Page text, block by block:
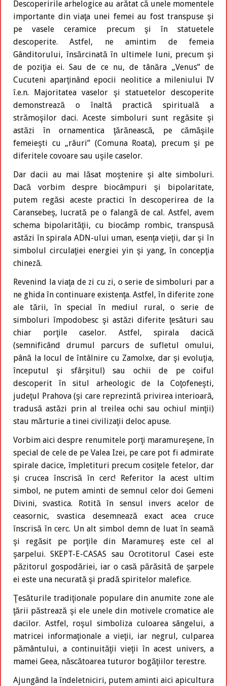
Descoperirile arhelogice au arătat că unele momentele
importante din viaţa unei femei au fost transpuse şi
pe vasele ceramice precum şi în statuetele
descoperite. Astfel, ne amintim de femeia
Gânditorului, însărcinată în ultimele luni, precum şi
de poziţia ei. Sau de ce nu, de tânăra „Venus” de
Cucuteni aparţinând epocii neolitice a mileniului IV
î.e.n. Majoritatea vaselor şi statuetelor descoperite
demonstrează o înaltă practică spirituală a
strămoşilor daci. Aceste simboluri sunt regăsite şi
astăzi în ornamentica ţărănească, pe cămăşile
femeieşti cu „râuri” (Comuna Roata), precum şi pe
diferitele covoare sau uşile caselor.
Dar dacii au mai lăsat moştenire şi alte simboluri.
Dacă vorbim despre biocâmpuri şi bipolaritate,
putem regăsi aceste practici în descoperirea de la
Caransebeş, lucrată pe o falangă de cal. Astfel, avem
schema bipolarităţii, cu biocâmp rombic, transpusă
astăzi în spirala ADN-ului uman, esenţa vieţii, dar şi în
simbolul circulaţiei energiei yin şi yang, în concepţia
chineză.
Revenind la viaţa de zi cu zi, o serie de simboluri par a
ne ghida în continuare existenţa. Astfel, în diferite zone
ale tării, în special în mediul rural, o serie de
simboluri împodobesc şi astăzi diferite ţesături sau
chiar porţile caselor. Astfel, spirala dacică
(semnificând drumul parcurs de sufletul omului,
până la locul de întâlnire cu Zamolxe, dar şi evoluţia,
începutul şi sfârşitul) sau ochii de pe coiful
descoperit în situl arheologic de la Coţofeneşti,
judeţul Prahova (şi care reprezintă privirea interioară,
tradusă astăzi prin al treilea ochi sau ochiul minţii)
stau mărturie a tinei civilizaţii deloc apuse.
Vorbim aici despre renumitele porţi maramureşene, în
special de cele de pe Valea Izei, pe care pot fi admirate
spirale dacice, împletituri precum cosiţele fetelor, dar
şi crucea înscrisă în cerc! Referitor la acest ultim
simbol, ne putem aminti de semnul celor doi Gemeni
Divini, svastica. Rotită în sensul invers acelor de
ceasornic, svastica desemnează exact acea cruce
înscrisă în cerc. Un alt simbol demn de luat în seamă
şi regăsit pe porţile din Maramureş este cel al
şarpelui. SKEPT-E-CASAS sau Ocrotitorul Casei este
păzitorul gospodăriei, iar o casă părăsită de şarpele
ei este una necurată şi pradă spiritelor malefice.
Ţesăturile tradiţionale populare din anumite zone ale
ţării păstrează şi ele unele din motivele cromatice ale
dacilor. Astfel, roşul simboliza culoarea sângelui, a
matricei informaţionale a vieţii, iar negrul, culparea
pământului, a continuităţii vieţii în acest univers, a
mamei Geea, născătoarea tuturor bogăţiilor terestre.
Ajungând la îndeletniciri, putem aminti aici apicultura